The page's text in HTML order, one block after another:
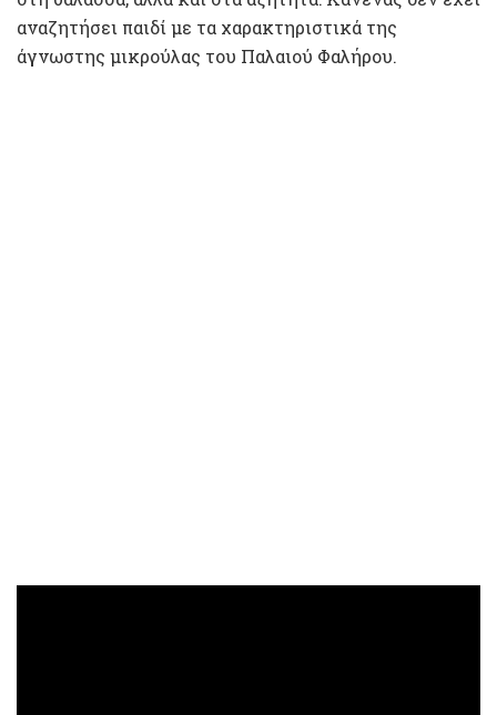
αναζητήσει παιδί με τα χαρακτηριστικά της
άγνωστης μικρούλας του Παλαιού Φαλήρου.